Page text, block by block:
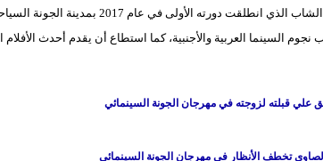
وحقق المهرجان الشاب الذي انطلقت
السينما العربية والأجنبية، كما استطاع أن يقدم أحدث الأفلام
علي قبلته لزوجته في مهرجان الجونة السينمائي
تخطف الأنظار في مهرجان الجونة السينمائي